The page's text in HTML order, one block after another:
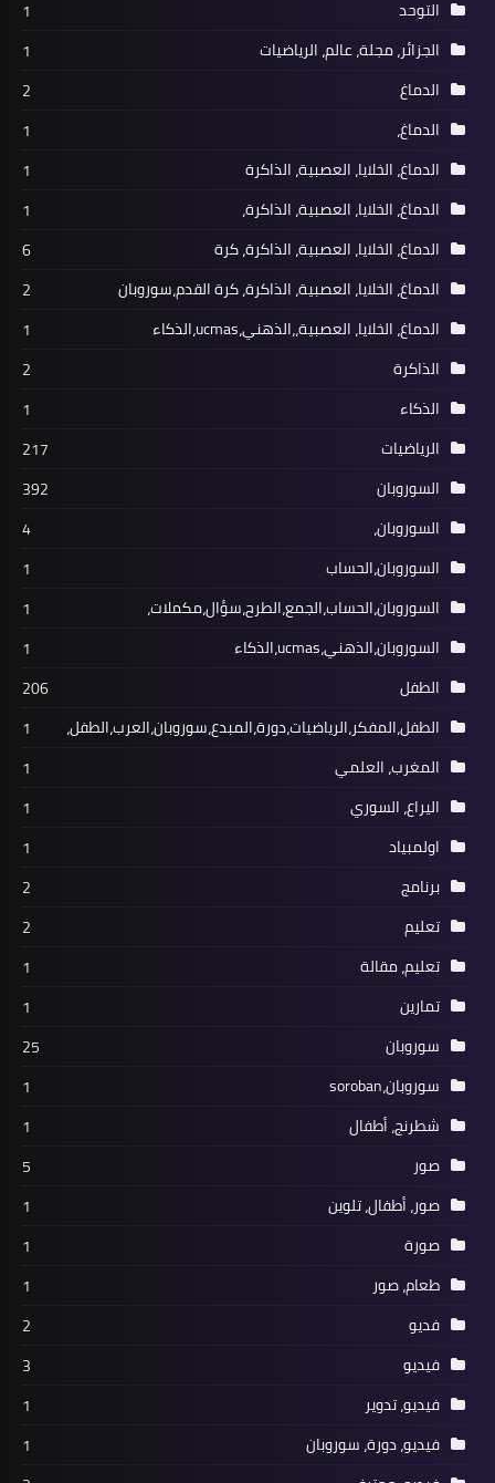
التوحد
1
الجزائر، مجلة، عالم، الرياضيات
1
الدماغ
2
الدماغ،
1
الدماغ، الخلايا، العصبية، الذاكرة
1
الدماغ، الخلايا، العصبية، الذاكرة،
1
الدماغ، الخلايا، العصبية، الذاكرة، كرة
6
الدماغ، الخلايا، العصبية، الذاكرة، كرة القدم،سوروبان
2
الدماغ، الخلايا، العصبية،،الذهني،ucmas،الذكاء
1
الذاكرة
2
الذكاء
1
الرياضيات
217
السوروبان
392
السوروبان،
4
السوروبان،الحساب
1
السوروبان،الحساب،الجمع،الطرح،سؤال،مكملات،
1
السوروبان،الذهني،ucmas،الذكاء
1
الطفل
206
الطفل،المفكر،الرياضيات،دورة،المبدع،سوروبان،العرب،الطفل،
1
المغرب، العلمي
1
اليراع، السوري
1
اولمبياد
1
برنامج
2
تعليم
2
تعليم، مقالة
1
تمارين
1
سوروبان
25
سوروبان،soroban
1
شطرنج، أطفال
1
صور
5
صور، أطفال، تلوين
1
صورة
1
طعام، صور
1
فديو
2
فيديو
3
فيديو، تدوير
1
فيديو، دورة، سوروبان
1